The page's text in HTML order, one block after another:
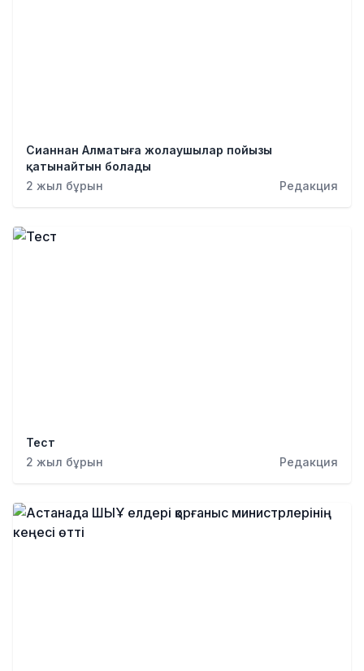
Сианнан Алматыға жолаушылар пойызы
қатынайтын болады
2 жыл бұрын
Редакция
Тест
2 жыл бұрын
Редакция